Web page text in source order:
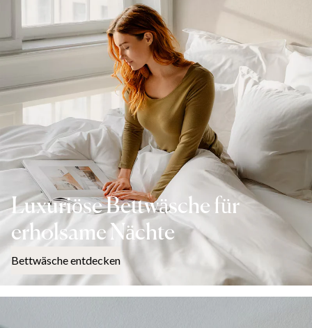
Luxuriöse Bettwäsche für
erholsame Nächte
Bettwäsche entdecken